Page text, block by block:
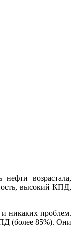
возрастала,
высокий КПД,
и никаких проблем.
(более 85%). Они